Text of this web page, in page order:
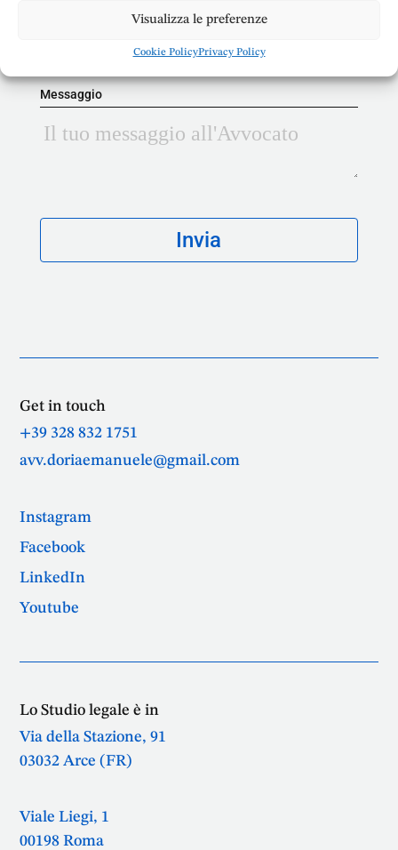
Visualizza le preferenze
Cookie PolicyPrivacy Policy
Messaggio
Get in touch
+39 328 832 1751
avv.doriaemanuele@gmail.com
Instagram
Facebook
LinkedIn
Youtube
Lo Studio legale è in
Via della Stazione, 91
03032 Arce (FR)
Viale Liegi, 1
00198 Roma